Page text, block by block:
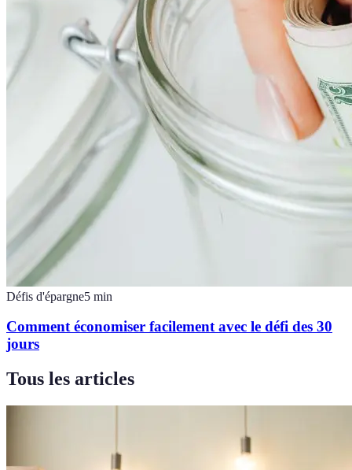
Défis d'épargne5 min
Comment économiser facilement avec le défi des 30
jours
Tous les articles